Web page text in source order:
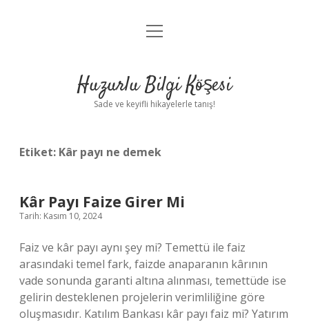
Anasayfa
Yasal Uyarı
menüyü
Huzurlu Bilgi Köşesi
Sade ve keyifli hikayelerle tanış!
Etiket: Kâr payı ne demek
Kâr Payı Faize Girer Mi
Tarih: Kasım 10, 2024
Faiz ve kâr payı aynı şey mi? Temettü ile faiz
arasındaki temel fark, faizde anaparanın kârının
vade sonunda garanti altına alınması, temettüde ise
gelirin desteklenen projelerin verimliliğine göre
oluşmasıdır. Katılım Bankası kâr payı faiz mi? Yatırım